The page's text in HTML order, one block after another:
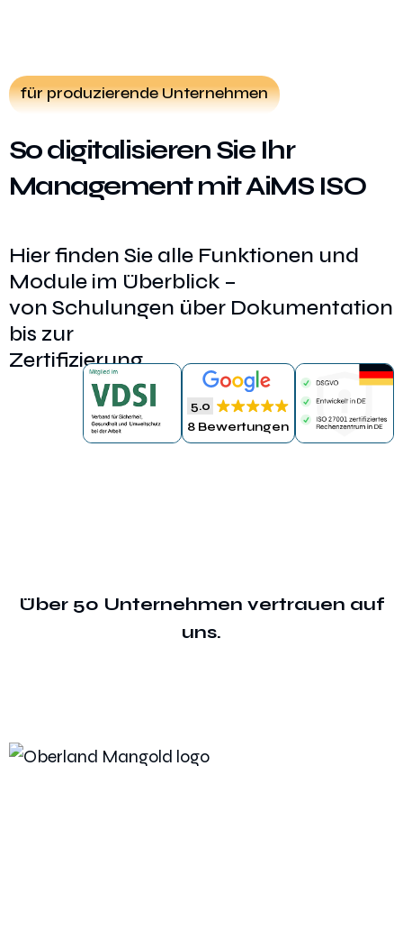
für produzierende Unternehmen
So digitalisieren Sie Ihr
Management mit AiMS ISO
Hier finden Sie alle Funktionen und
Module im Überblick –
von Schulungen über Dokumentation
bis zur
Zertifizierung.
Demo vereinbaren
5.0
8 Bewertungen
Über 50 Unternehmen vertrauen auf
uns.